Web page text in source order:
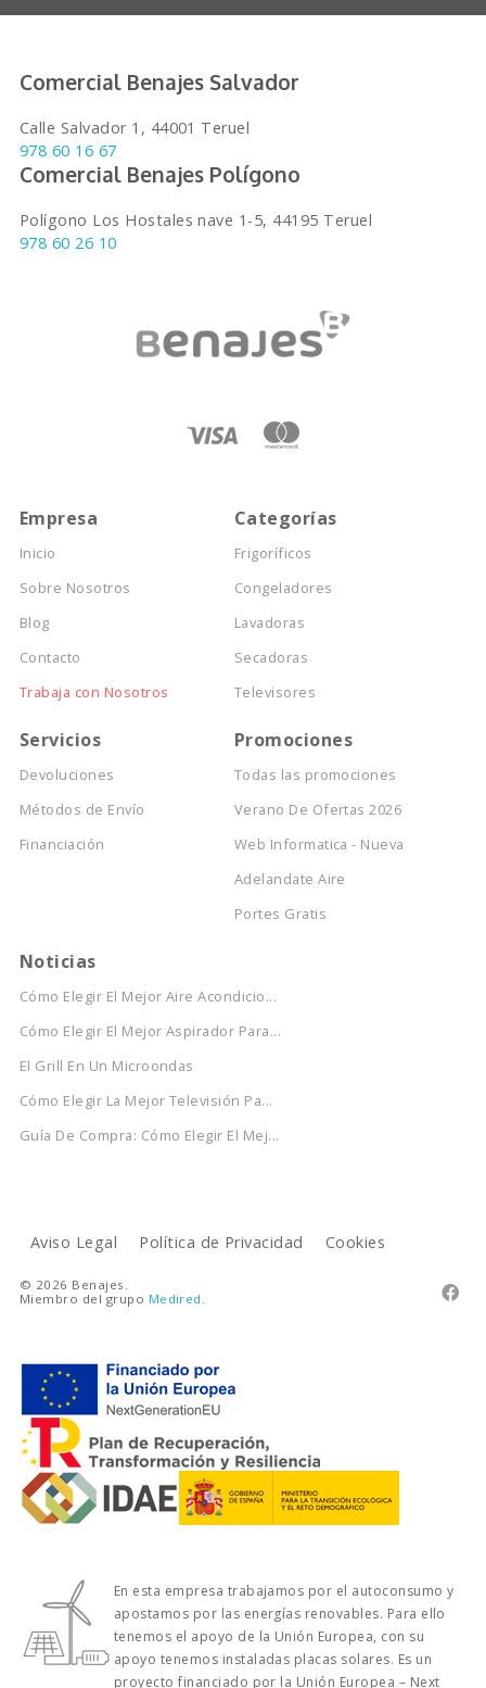
Comercial Benajes Salvador
Calle Salvador 1, 44001 Teruel
978 60 16 67
Comercial Benajes Polígono
Polígono Los Hostales nave 1-5, 44195 Teruel
978 60 26 10
Empresa
Inicio
Sobre Nosotros
Blog
Contacto
Trabaja con Nosotros
Categorías
Frigoríficos
Congeladores
Lavadoras
Secadoras
Televisores
Servicios
Devoluciones
Métodos de Envío
Financiación
Promociones
Todas las promociones
Verano De Ofertas 2026
Web Informatica - Nueva
Adelandate Aire
Portes Gratis
Noticias
Cómo Elegir El Mejor Aire Acondicio...
Cómo Elegir El Mejor Aspirador Para...
El Grill En Un Microondas
Cómo Elegir La Mejor Televisión Pa...
Guía De Compra: Cómo Elegir El Mej...
Aviso Legal Política de Privacidad Cookies

© 2026 Benajes.
Miembro del grupo Medired .
En esta empresa trabajamos por el autoconsumo y
apostamos por las energías renovables. Para ello
tenemos el apoyo de la Unión Europea, con su
apoyo tenemos instaladas placas solares. Es un
proyecto financiado por la Unión Europea – Next